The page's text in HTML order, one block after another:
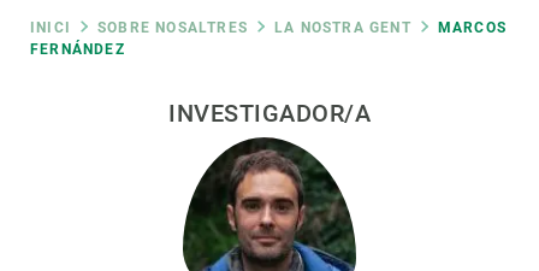
Fil
d'ariadna
INICI SOBRE NOSALTRES LA NOSTRA GENT
MARCOS
FERNÁNDEZ
INVESTIGADOR/A
RRSS
Featured
responsive
Responsive